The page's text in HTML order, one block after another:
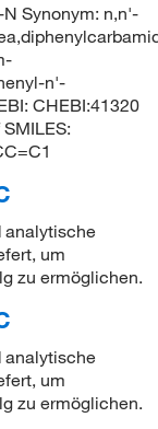
N Synonym: n,n'-
n'-
CHEBI:41320
analytische
um
zu ermöglichen.
analytische
um
zu ermöglichen.